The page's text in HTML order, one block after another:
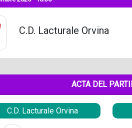
C.D. Lacturale Orvina
ACTA DEL
C.D. Lacturale Orvina